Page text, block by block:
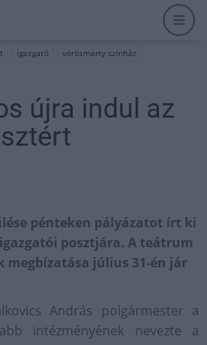
igazgató
vörösmarty színház
újra indul az
pénteken pályázatot írt ki
posztjára. A teátrum
megbízatása július 31-én jár
András polgármester a
intézményének nevezte a